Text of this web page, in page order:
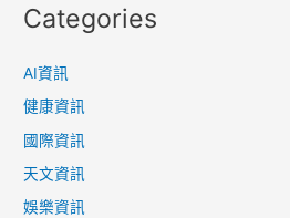
Categories
AI資訊
健康資訊
國際資訊
天文資訊
娛樂資訊